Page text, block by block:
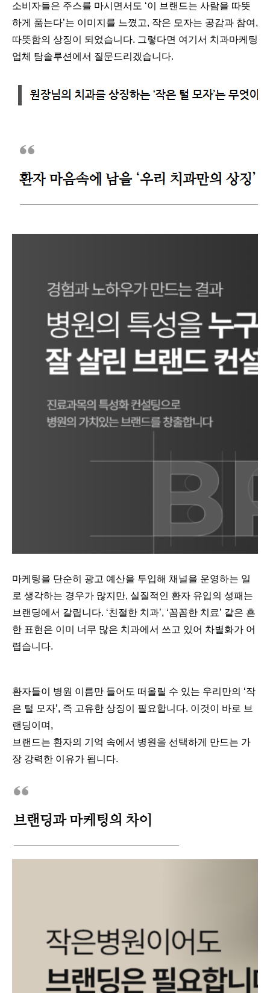
소비자들은 주스를 마시면서도 ‘이 브랜드는 사람을 따뜻
하게 품는다’는 이미지를 느꼈고, 작은 모자는 공감과 참여,
따뜻함의 상징이 되었습니다. 그렇다면 여기서 치과마케팅
업체 탐솔루션에서 질문드리겠습니다.
마케팅을 단순히 광고 예산을 투입해 채널을 운영하는 일
로 생각하는 경우가 많지만, 실질적인 환자 유입의 성패는
브랜딩에서 갈립니다. ‘친절한 치과’, ‘꼼꼼한 치료’ 같은 흔
한 표현은 이미 너무 많은 치과에서 쓰고 있어 차별화가 어
렵습니다.
환자들이 병원 이름만 들어도 떠올릴 수 있는 우리만의 ‘작
은 털 모자’, 즉 고유한 상징이 필요합니다. 이것이 바로 브
랜딩이며,
브랜드는 환자의 기억 속에서 병원을 선택하게 만드는 가
장 강력한 이유가 됩니다.